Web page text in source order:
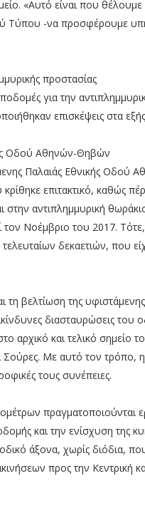
«Αυτό είναι που
Τύπου -να προσφέρουμε
προστασίας
για την
επισκέψεις στα εξής
Οδού Αθηνών-Θηβών
Παλαιάς Εθνικής Οδού
επιτακτικό, καθώς
στην αντιπλημμυρική
Νοέμβριο του 2017.
δεκαετιών, που
τη βελτίωση της
διασταυρώσεις του
και τελικό σημείο
Με αυτό τον τρόπο,
τους συνέπειες.
πραγματοποιούνται
και την ενίσχυση της
άξονα, χωρίς διόδια,
προς την Κεντρική